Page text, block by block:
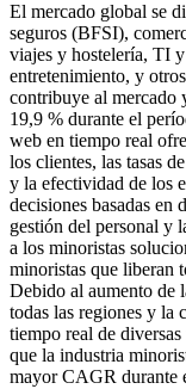
El mercado global se
seguros (BFSI),
viajes y hostelería, TI
entretenimiento, y
contribuye al mercado
19,9 % durante el
web en tiempo real
los clientes, las tasas
y la efectividad de los
decisiones basadas en
gestión del personal y
a los minoristas
minoristas que liberan
Debido al aumento de
todas las regiones y la
tiempo real de
que la industria
mayor CAGR durante